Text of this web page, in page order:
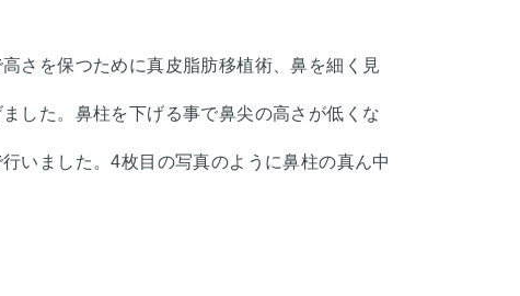
さを保つために真皮脂肪移植術、鼻を細く見
した。鼻柱を下げる事で鼻尖の高さが低くな
いました。4枚目の写真のように鼻柱の真ん中